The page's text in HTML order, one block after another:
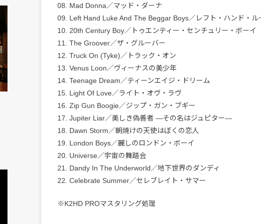
08. Mad Donna／マッド・ダーナ
09. Left Hand Luke And The Beggar Boys／レフト・ハンド・ル
10. 20th Century Boy／トゥエンティー・センチュリー・ボーイ
11. The Groover／ザ・グルーバー
12. Truck On (Tyke)／トラック・オン
13. Venus Loon／ヴィーナスの美少年
14. Teenage Dream／ティーンエイジ・ドリーム
15. Light Of Love／ライト・オヴ・ラヴ
16. Zip Gun Boogie／ジップ・ガン・ブギー
17. Jupiter Liar／美しき偽善者 ―その名はジュピター―
18. Dawn Storm／朝焼けの天使はぼくの恋人
19. London Boys／麗しのロンドン・ボーイ
20. Universe／宇宙の舞踏会
21. Dandy In The Underworld／地下世界のダンディ
22. Celebrate Summer／セレブレイト・サマー
※K2HD PROマスタリング処理